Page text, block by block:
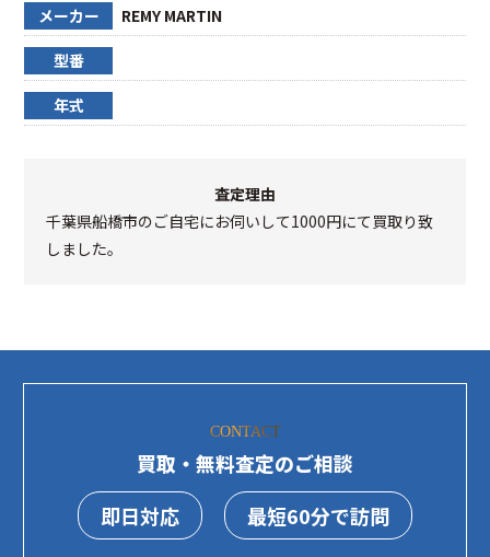
メーカー REMY MARTIN
型番
年式
査定理由
千葉県船橋市のご自宅にお伺いして1000円にて買取り致
しました。
CONTACT
買取・無料査定のご相談
即日対応
最短60分で訪問